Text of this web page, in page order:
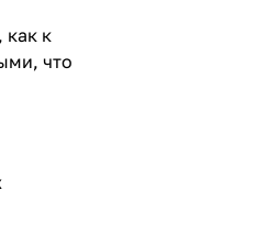
как к
что